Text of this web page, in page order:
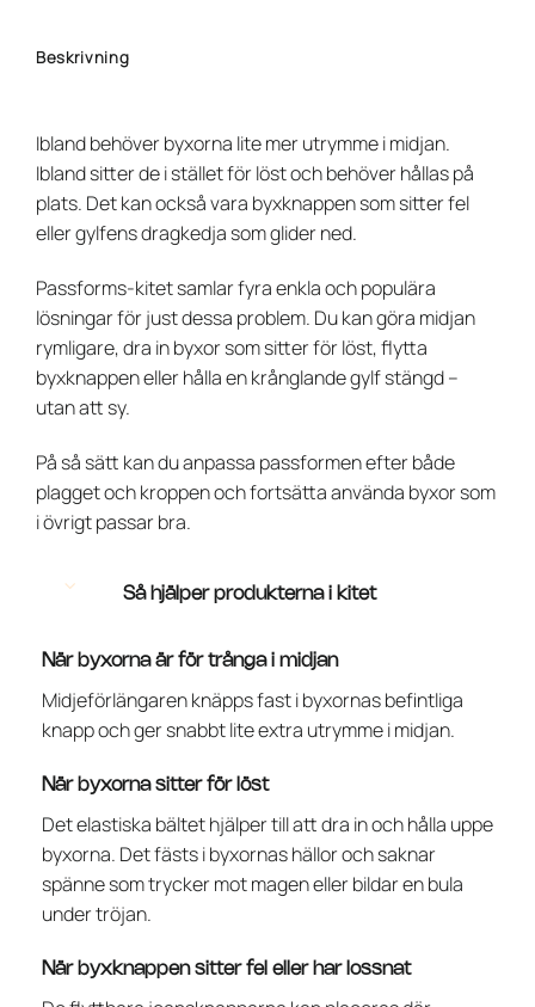
Beskrivning
Ibland behöver byxorna lite mer utrymme i midjan.
Ibland sitter de i stället för löst och behöver hållas på
plats. Det kan också vara byxknappen som sitter fel
eller gylfens dragkedja som glider ned.
Passforms-kitet samlar fyra enkla och populära
lösningar för just dessa problem. Du kan göra midjan
rymligare, dra in byxor som sitter för löst, flytta
byxknappen eller hålla en krånglande gylf stängd –
utan att sy.
På så sätt kan du anpassa passformen efter både
plagget och kroppen och fortsätta använda byxor som
i övrigt passar bra.
Så hjälper produkterna i kitet
När byxorna är för trånga i midjan
Midjeförlängaren knäpps fast i byxornas befintliga
knapp och ger snabbt lite extra utrymme i midjan.
När byxorna sitter för löst
Det elastiska bältet hjälper till att dra in och hålla uppe
byxorna. Det fästs i byxornas hällor och saknar
spänne som trycker mot magen eller bildar en bula
under tröjan.
När byxknappen sitter fel eller har lossnat